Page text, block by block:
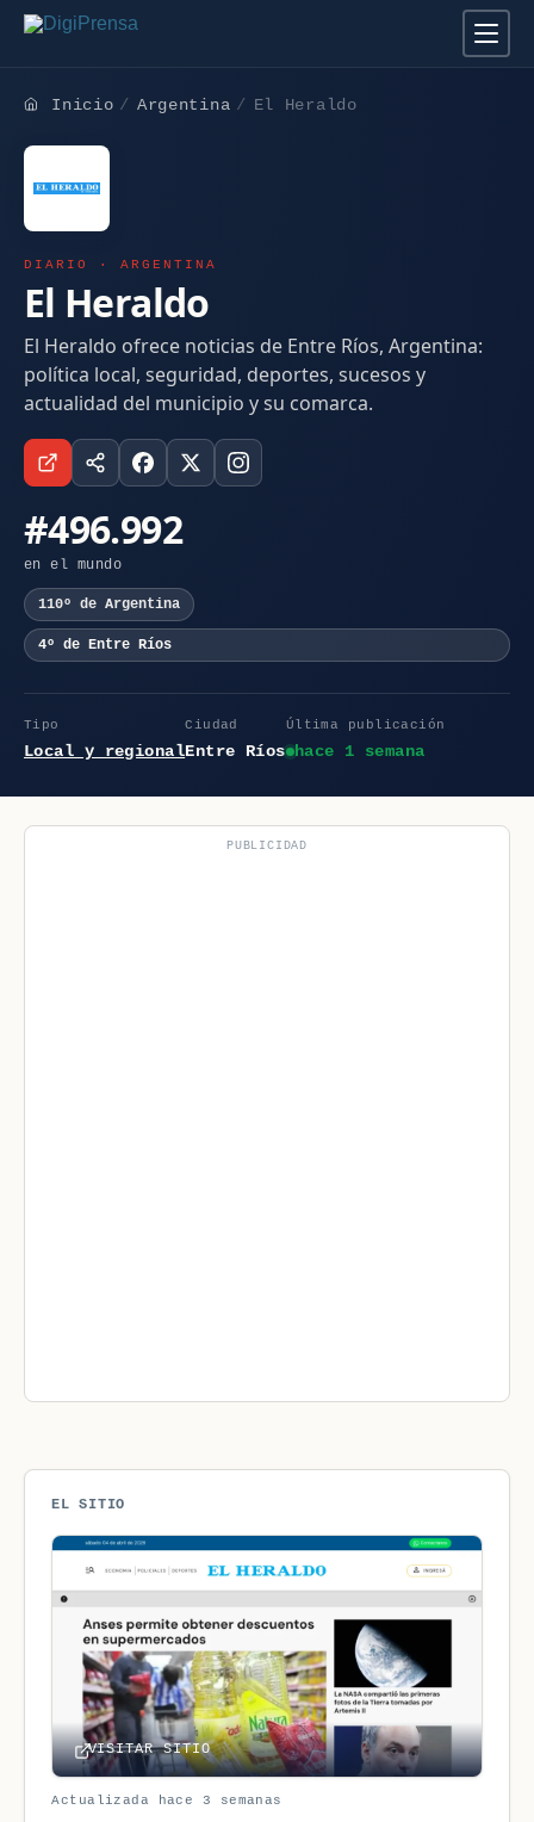
Inicio Argentina El Heraldo
DIARIO · ARGENTINA
El Heraldo
El Heraldo ofrece noticias de Entre Ríos, Argentina:
política local, seguridad, deportes, sucesos y
actualidad del municipio y su comarca.
#496.992
en el mundo
110º de Argentina
4º de Entre Ríos
Tipo
Local y regional
Ciudad
Entre Ríos
Última publicación
hace 1 semana
PUBLICIDAD
EL SITIO
VISITAR SITIO
Actualizada hace 3 semanas